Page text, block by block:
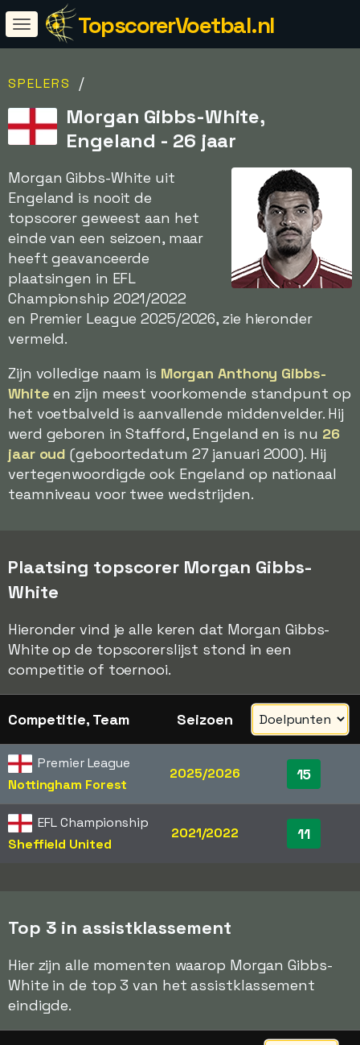
TopscorerVoetbal.nl
SPELERS /
Morgan Gibbs-White,
Engeland - 26 jaar
Morgan Gibbs-White uit
Engeland is nooit de
topscorer geweest aan het
einde van een seizoen, maar
heeft geavanceerde
plaatsingen in EFL
Championship 2021/2022
en Premier League 2025/2026, zie hieronder
vermeld.
Zijn volledige naam is Morgan Anthony Gibbs-
White en zijn meest voorkomende standpunt op
het voetbalveld is aanvallende middenvelder. Hij
werd geboren in Stafford, Engeland en is nu 26
jaar oud (geboortedatum 27 januari 2000). Hij
vertegenwoordigde ook Engeland op nationaal
teamniveau voor twee wedstrijden.
Plaatsing topscorer Morgan Gibbs-
White
Hieronder vind je alle keren dat Morgan Gibbs-
White op de topscorerslijst stond in een
competitie of toernooi.
Competitie, Team Seizoen
Premier League
Nottingham Forest
2025/2026 15
EFL Championship
Sheffield United
2021/2022 11
Top 3 in assistklassement
Hier zijn alle momenten waarop Morgan Gibbs-
White in de top 3 van het assistklassement
eindigde.